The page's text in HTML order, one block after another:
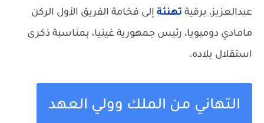
عبدالعزيز، برقية تهنئة إلى فخامة الفريق الأول الركن
مامادي دومبويا، رئيس جمهورية غينيا، بمناسبة ذكرى
استقلال بلاده.
التهاني من الملك وولي العهد